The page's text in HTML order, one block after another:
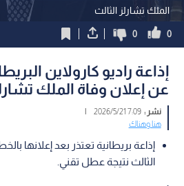
الملك تشارلز الثالث
0
0
إذاعة راديو كارولاين
عن إعلان وفاة الملك
نشر :7:09 2026/5/21
|
هنا وهناك
إذاعة بريطانية تعتذر بعد إعلانها
الثالث نتيجة عطل تقني.